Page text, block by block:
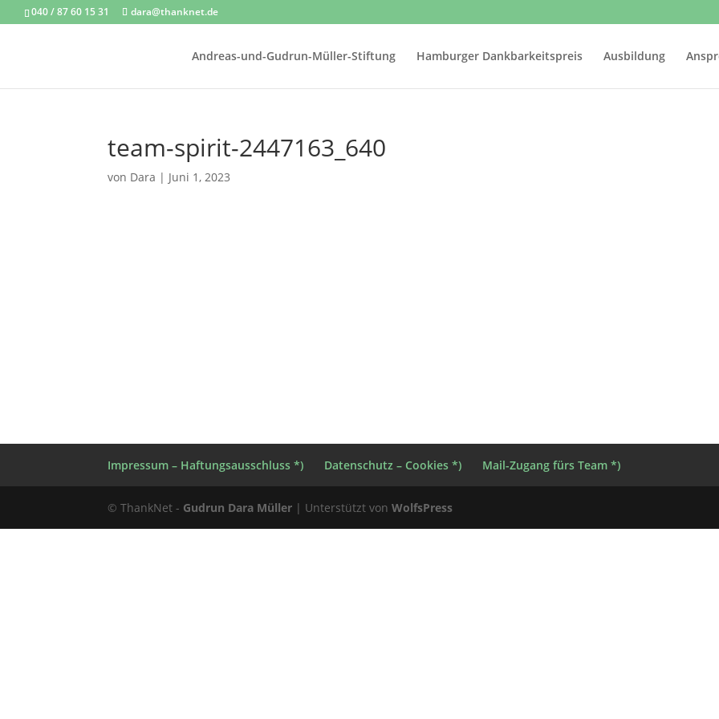
040 / 87 60 15 31 dara@thanknet.de
Andreas-und-Gudrun-Müller-Stiftung Hamburger Dankbarkeitspreis Ausbildung
team-spirit-2447163_640
von Dara | Juni 1, 2023
Impressum – Haftungsausschluss *) Datenschutz – Cookies *) Mail-Zugang fürs Team *)
© ThankNet - Gudrun Dara Müller | Unterstützt vonWolfsPress